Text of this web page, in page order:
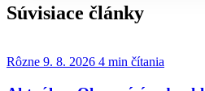
Článok pokračuje po
Súvisiace články
Rôzne 9. 8. 2026 4 min čítania